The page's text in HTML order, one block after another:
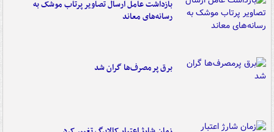
بازداشت عامل ارسال تصاویر پرتاب موشک به
رسانه‌های معاند
برق پرمصرف‌ها گران شد